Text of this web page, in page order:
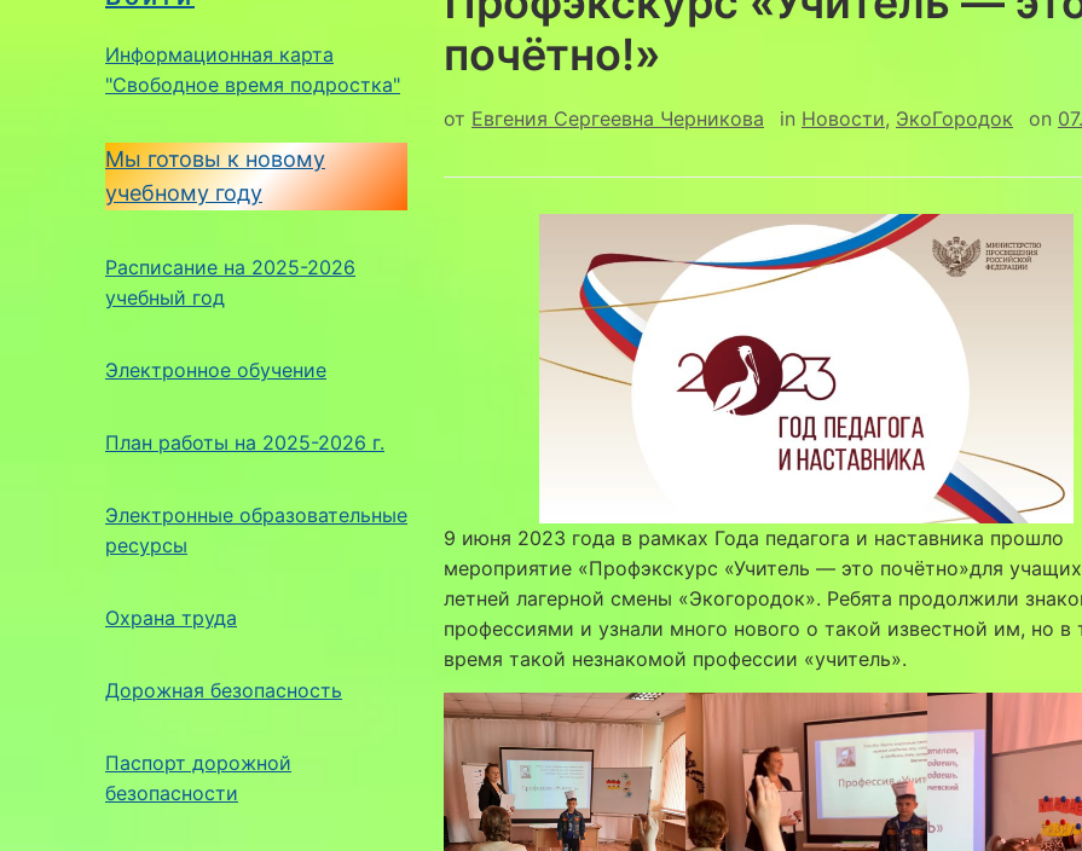
Информационная карта
"Свободное время подростка"
Мы готовы к новому
учебному году
Расписание на 2025-2026
учебный год
Электронное обучение
План работы на 2025-2026 г.
Электронные образовательные
ресурсы
Охрана труда
Дорожная безопасность
Паспорт дорожной
безопасности
почётно!»
от Евгения Сергеевна Черникова in Новости, ЭкоГородок on
9 июня 2023 года в рамках Года педагога и наставника прошло
мероприятие «Профэкскурс «Учитель — это почётно»для
летней лагерной смены «Экогородок». Ребята продолжили
профессиями и узнали много нового о такой известной им, но в
время такой незнакомой профессии «учитель».